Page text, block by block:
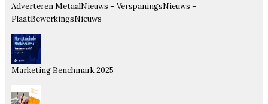
Adverteren MetaalNieuws – VerspaningsNieuws –
PlaatBewerkingsNieuws
Marketing Benchmark 2025